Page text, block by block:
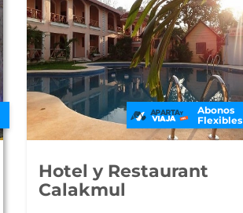
Abonos
Flexibles
Hotel y Restaurant
Calakmul